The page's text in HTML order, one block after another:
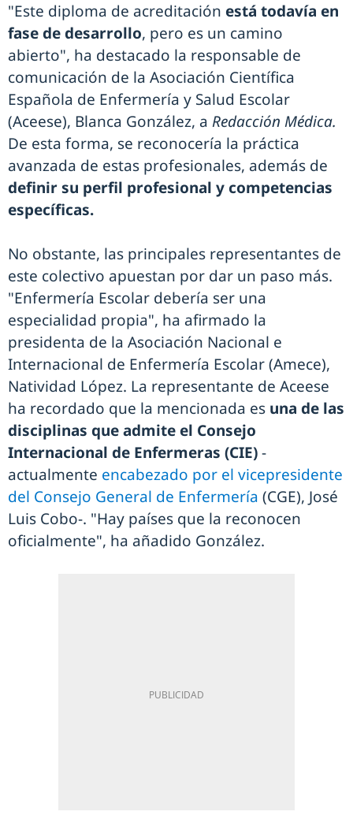
"Este diploma de acreditación está todavía en
fase de desarrollo, pero es un camino
abierto", ha destacado la responsable de
comunicación de la Asociación Científica
Española de Enfermería y Salud Escolar
(Aceese), Blanca González, a Redacción Médica.
De esta forma, se reconocería la práctica
avanzada de estas profesionales, además de
definir su perfil profesional y competencias
específicas.
No obstante, las principales representantes de
este colectivo apuestan por dar un paso más.
"Enfermería Escolar debería ser una
especialidad propia", ha afirmado la
presidenta de la Asociación Nacional e
Internacional de Enfermería Escolar (Amece),
Natividad López. La representante de Aceese
ha recordado que la mencionada es una de las
disciplinas que admite el Consejo
Internacional de Enfermeras (CIE)-
actualmente encabezado por el vicepresidente
del Consejo General de Enfermería (CGE), José
Luis Cobo-. "Hay países que la reconocen
oficialmente", ha añadido González.